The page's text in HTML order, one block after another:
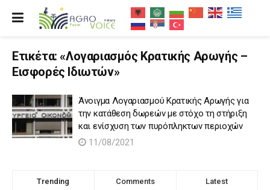
Ετικέτα:«Λογαριασμός Κρατικής Αρωγής –
Εισφορές Ιδιωτών»
Άνοιγμα Λογαριασμού Κρατικής Αρωγής για
την κατάθεση δωρεών με στόχο τη στήριξη
και ενίσχυση των πυρόπληκτων περιοχών
11/08/2021
Trending Comments Latest